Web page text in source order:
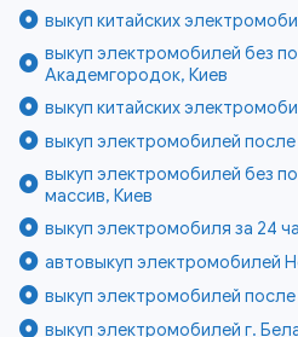
выкуп китайских
выкуп электромобилей без
Академгородок, Киев
выкуп китайских
выкуп электромобилей
выкуп электромобилей без
массив, Киев
выкуп электромобиля за 24
автовыкуп электромобилей
выкуп электромобилей
выкуп электромобилей г.